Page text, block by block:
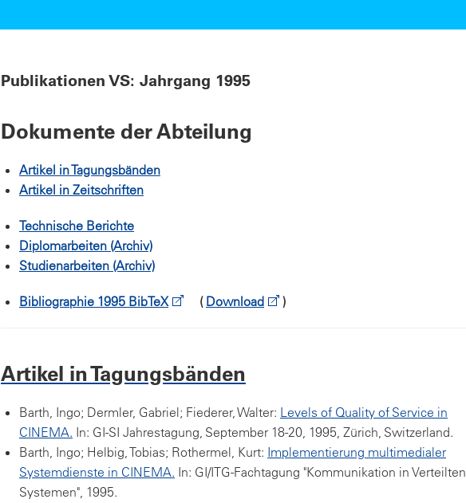
Publikationen VS: Jahrgang 1995
Dokumente der Abteilung
Artikel in Tagungsbänden
Artikel in Zeitschriften
Technische Berichte
Diplomarbeiten (Archiv)
Studienarbeiten (Archiv)
Bibliographie 1995 BibTeX ( Download )
Artikel in Tagungsbänden
Barth, Ingo; Dermler, Gabriel; Fiederer, Walter: Levels of Quality of Service in
CINEMA. In: GI-SI Jahrestagung, September 18-20, 1995, Zürich, Switzerland.
Barth, Ingo; Helbig, Tobias; Rothermel, Kurt: Implementierung multimedialer
Systemdienste in CINEMA. In: GI/ITG-Fachtagung "Kommunikation in Verteilten
Systemen", 1995.